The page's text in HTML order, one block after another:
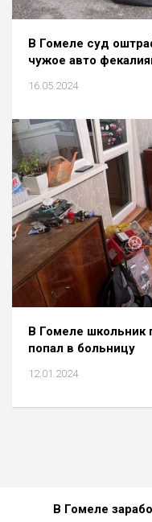
В Гомеле суд
чужое авто
16.05.2024
В Гомеле школьник
попал в больницу
12.01.2024
В Гомеле